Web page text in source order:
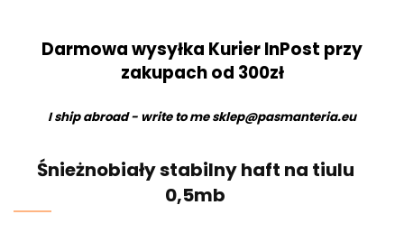
Darmowa wysyłka Kurier InPost przy
zakupach od 300zł
I ship abroad - write to mesklep@pasmanteria.eu
Śnieżnobiały stabilny haft na tiulu
0,5mb